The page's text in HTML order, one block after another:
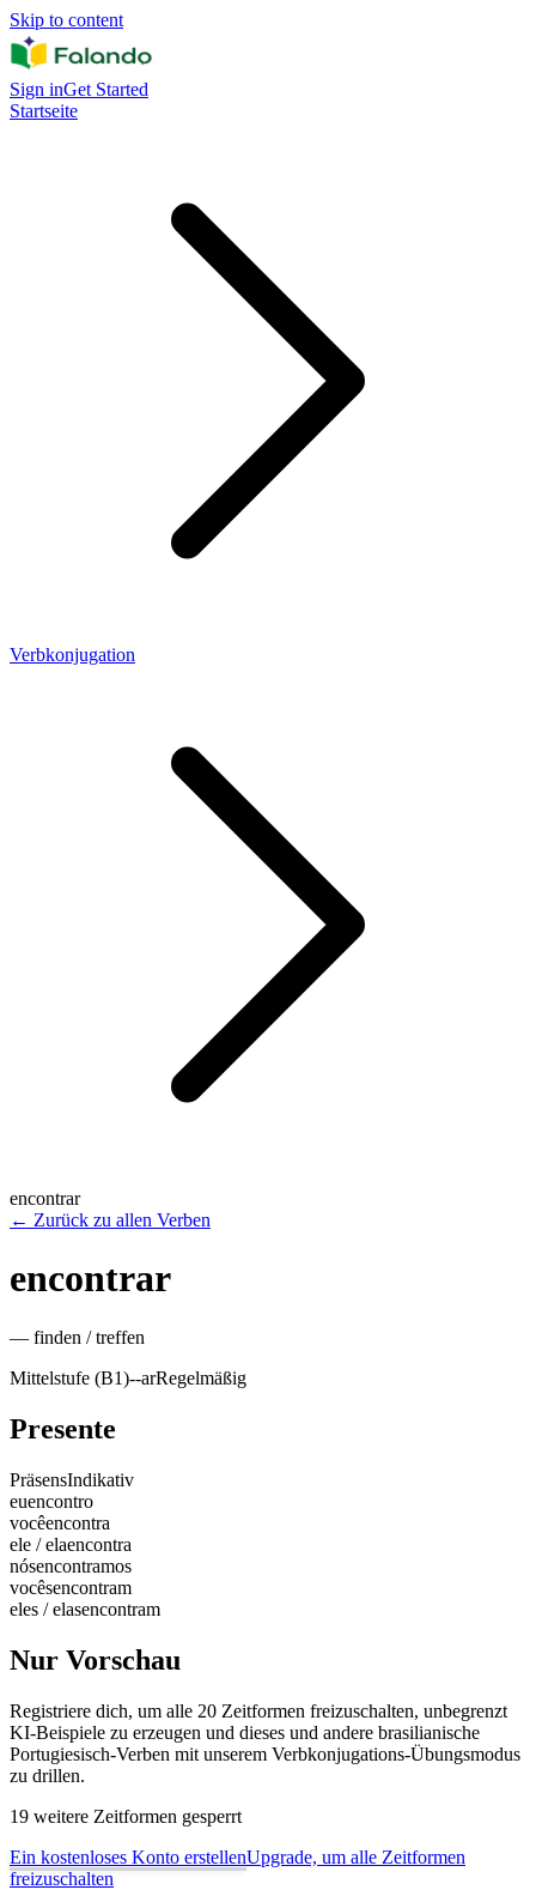
Skip to content
Sign inGet Started
Startseite
Verbkonjugation
encontrar
← Zurück zu allen Verben
encontrar
— finden / treffen
Mittelstufe (B1)--arRegelmäßig
Presente
PräsensIndikativ
euencontro
vocêencontra
ele / elaencontra
nósencontramos
vocêsencontram
eles / elasencontram
Nur Vorschau
Registriere dich, um alle 20 Zeitformen freizuschalten, unbegrenzt
KI-Beispiele zu erzeugen und dieses und andere brasilianische
Portugiesisch-Verben mit unserem Verbkonjugations-Übungsmodus
zu drillen.
19 weitere Zeitformen gesperrt
Ein kostenloses Konto erstellenUpgrade, um alle Zeitformen
freizuschalten